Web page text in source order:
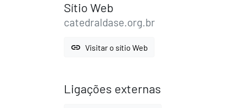
Sítio Web
catedraldase.org.br
link Visitar o sítio Web
Ligações externas